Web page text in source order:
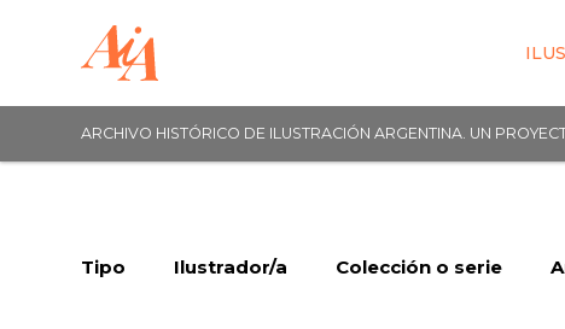
ARCHIVO HISTÓRICO DE ILUSTRACIÓN ARGENTINA. UN
Tipo Ilustrador/a Colección o serie